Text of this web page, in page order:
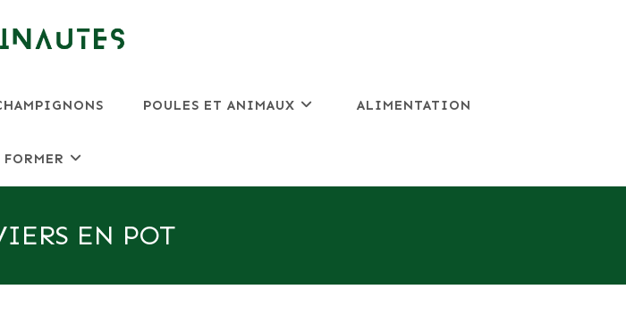
POULES ET ANIMAUX ALIMENTATION
FORMER
EN POT